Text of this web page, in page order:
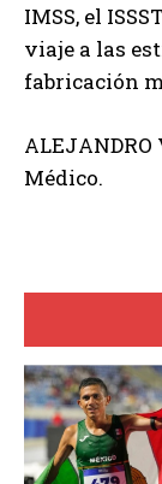
IMSS, el
viaje a las
fabricación
ALEJANDRO
Médico.